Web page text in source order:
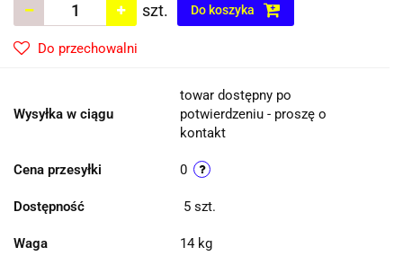
szt. Do koszyka
Do przechowalni
Wysyłka w ciągu
towar dostępny po
potwierdzeniu - proszę o
kontakt
Cena przesyłki 0
Dostępność 5 szt.
Waga 14 kg